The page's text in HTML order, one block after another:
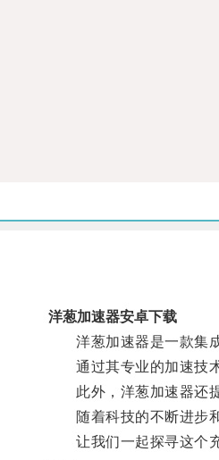
洋葱加速器安卓下载
洋葱加速器是一款集成
通过其专业的加速技术
此外，洋葱加速器还提
随着科技的不断进步和
让我们一起探寻这个充